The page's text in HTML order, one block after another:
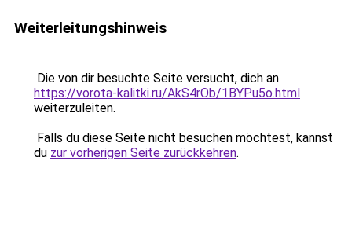
Weiterleitungshinweis
Die von dir besuchte Seite versucht, dich an
https://vorota-kalitki.ru/AkS4rOb/1BYPu5o.html
weiterzuleiten.
Falls du diese Seite nicht besuchen möchtest, kannst
du zur vorherigen Seite zurückkehren.